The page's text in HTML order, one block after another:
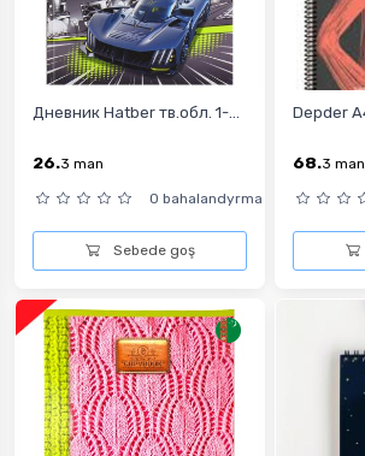
Дневник Hatber тв.обл. 1-...
26.3 man
0 bahalandyrma
Sebede goş
Depder
68.3 man